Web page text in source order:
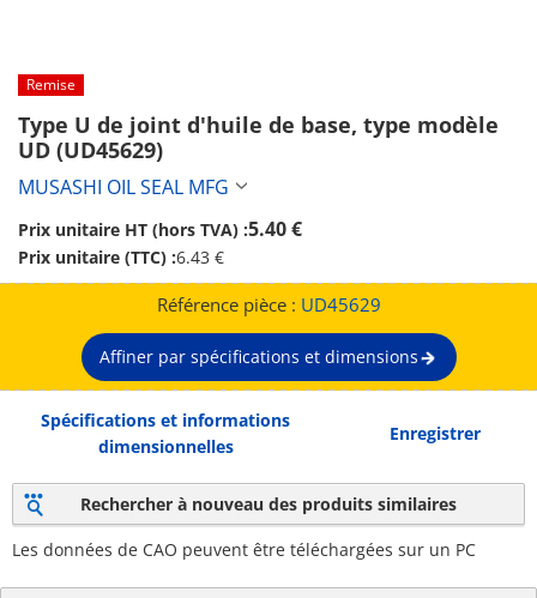
Remise
Type U de joint d'huile de base, type modèle
UD (UD45629)
MUSASHI OIL SEAL MFG
Prix unitaire HT (hors TVA) :5.40 €
Prix unitaire (TTC) :6.43 €
Référence pièce : UD45629
Affiner par spécifications et dimensions
Spécifications et informations
dimensionnelles
Enregistrer
Rechercher à nouveau des produits similaires
Les données de CAO peuvent être téléchargées sur un PC